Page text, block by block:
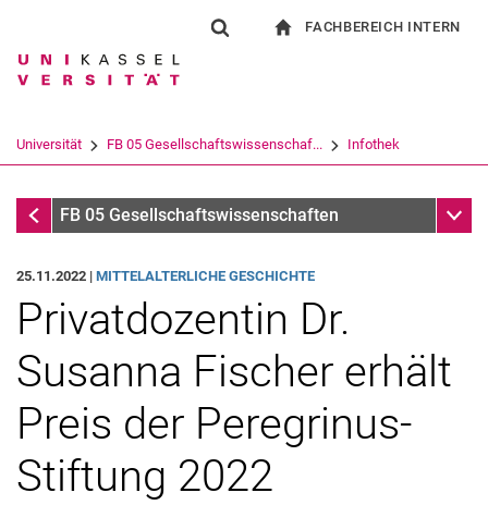
Springe direkt zu: Inhalt
Springe direkt zu: Suche
Springe direkt zu:
Suchbegriff
Suchen (öffnet externen Link in einem
FACHBEREICH INTERN
Universität FB 05 Gesellschaftswissenschaf... Infothek
InfothekFB 05 Gesellschaftswissenschaften
25.11.2022 | MITTELALTERLICHE GESCHICHTE
Privatdozentin Dr.
Susanna Fischer erhält
Preis der Peregrinus-
Stiftung 2022